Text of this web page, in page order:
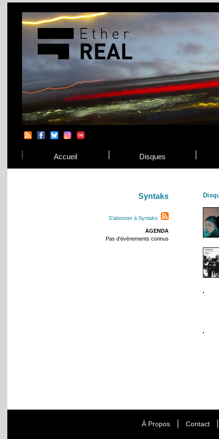
Accueil Disques
Syntaks
S'abonner à Syntaks
AGENDA
Pas d'événements connus
À Propos Contact